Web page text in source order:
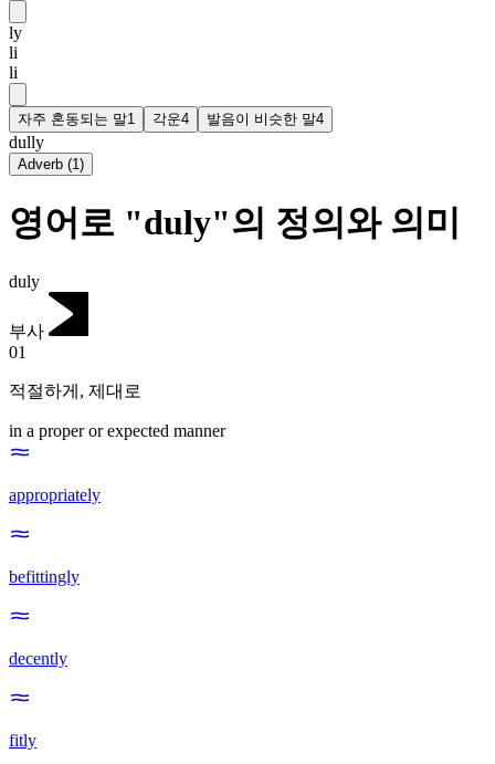
ly
li
li
자주 혼동되는 말1 각운4 발음이 비슷한 말4
dully
Adverb (1)
영어로 "duly"의 정의와 의미
duly
부사
01
적절하게 , 제대로
in a proper or expected manner
appropriately
befittingly
decently
fitly